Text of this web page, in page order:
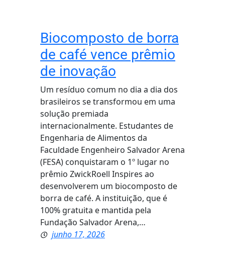
Biocomposto de borra
de café vence prêmio
de inovação
Um resíduo comum no dia a dia dos
brasileiros se transformou em uma
solução premiada
internacionalmente. Estudantes de
Engenharia de Alimentos da
Faculdade Engenheiro Salvador Arena
(FESA) conquistaram o 1º lugar no
prêmio ZwickRoell Inspires ao
desenvolverem um biocomposto de
borra de café. A instituição, que é
100% gratuita e mantida pela
Fundação Salvador Arena,…
junho 17, 2026